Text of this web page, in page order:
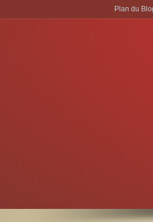
Plan du